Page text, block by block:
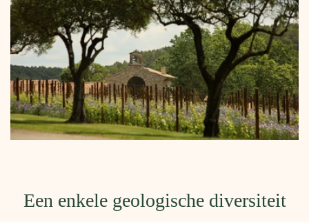
Een enkele geologische diversiteit